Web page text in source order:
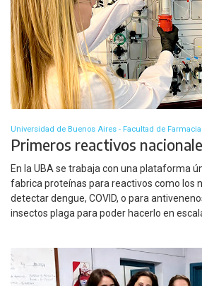
Universidad de Buenos Aires - Facultad de
Primeros reactivos
En la UBA se trabaja con una plataforma
fabrica proteínas para reactivos como los
detectar dengue, COVID, o para
insectos plaga para poder hacerlo en